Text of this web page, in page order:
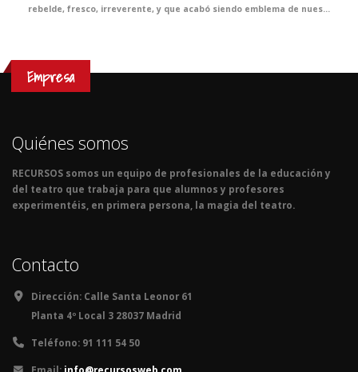
rebelde, fresco, irreverente, y que acabó siendo emblema de nuestra literatura. Nadie como Cervantes supo ser ortodoxo y subversivo a la vez. Venid al teatro y haced que vuestros alumnos vivan —y no solo lean— las inmortales aventuras del caballero de la triste figura. Una puesta en escena rompedora, llena de valor, humor, idealismo… y literatura.
Empresa
Quiénes somos
RECURSOS somos un equipo de profesionales de la educación y
del teatro que trabaja para que alumnos y profesores
experimentéis, en primera persona, la magia del teatro.
Contacto
Dirección: Calle Santa Leonor 61
Planta 4º Local 3 28037 Madrid
Teléfono: 91 111 54 50